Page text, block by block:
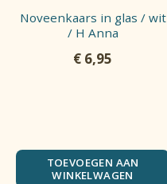
Noveenkaars in glas / wit
/ H Anna
€ 6,95
TOEVOEGEN AAN
WINKELWAGEN